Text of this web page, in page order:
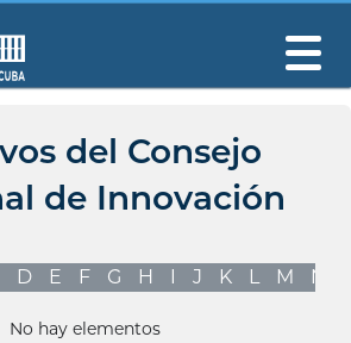
del Consejo
de Innovación
D E F G H I J K L M N
No hay elementos